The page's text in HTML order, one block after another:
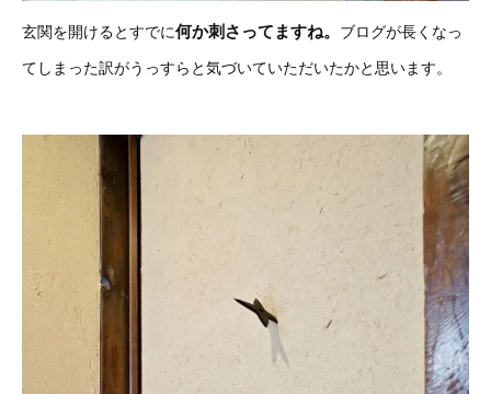
玄関を開けるとすでに何か刺さってますね。 ブログが長くなっ
てしまった訳がうっすらと気づいていただいたかと思います。